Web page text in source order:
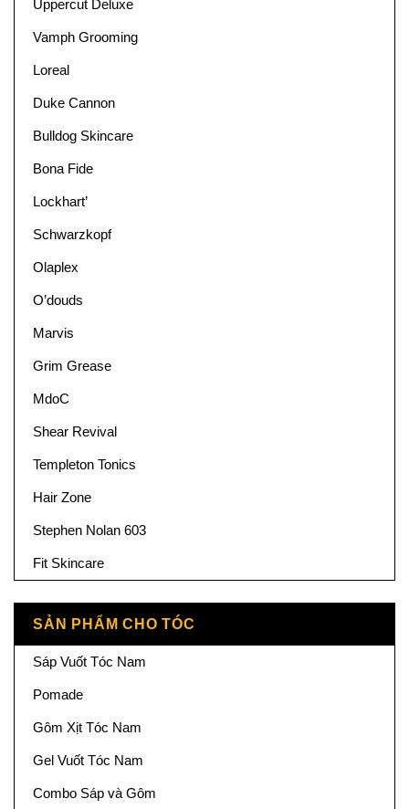
Uppercut Deluxe
Vamph Grooming
Loreal
Duke Cannon
Bulldog Skincare
Bona Fide
Lockhart’
Schwarzkopf
Olaplex
O’douds
Marvis
Grim Grease
MdoC
Shear Revival
Templeton Tonics
Hair Zone
Stephen Nolan 603
Fit Skincare
SẢN PHẨM CHO TÓC
Sáp Vuốt Tóc Nam
Pomade
Gôm Xịt Tóc Nam
Gel Vuốt Tóc Nam
Combo Sáp và Gôm